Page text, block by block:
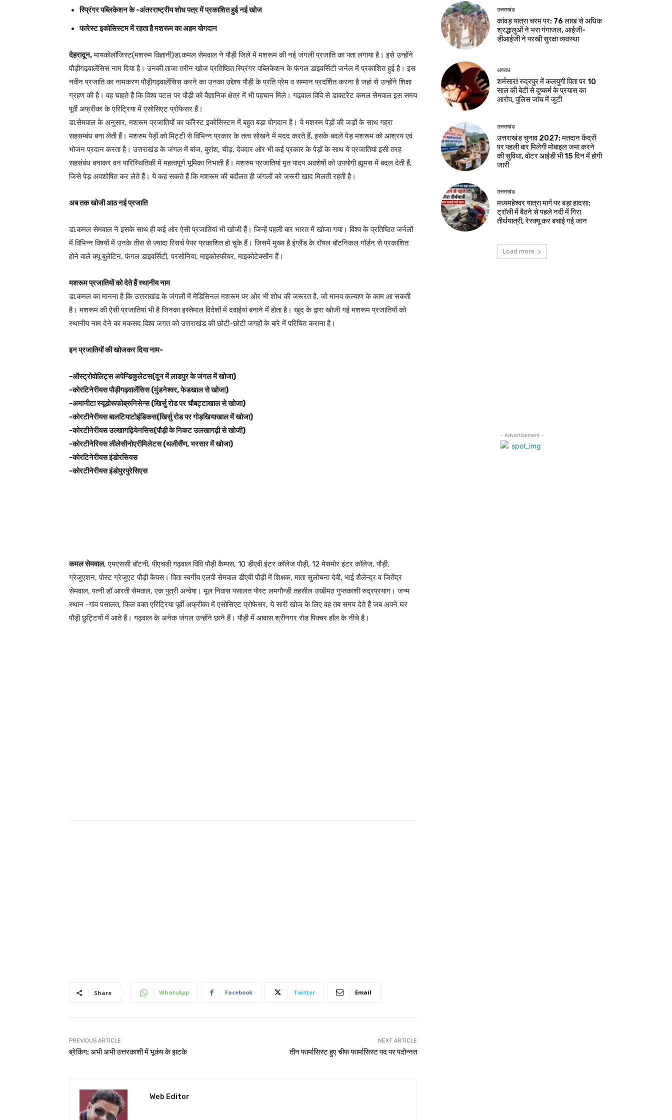
स्प्रिंगर पब्लिकेशन के -अंतरराष्ट्रीय शोध पत्र में प्रकाशित हुई नई खोज
फारेस्ट इकोसिस्टम में रहता है मशरूम का अहम योगदान
देहरादून,मायकोलॉजिस्ट(मशरुम विज्ञानी)डा.कमल सेमवाल ने पौड़ी जिले में मशरूम की नई जंगली प्रजाति का पता लगाया है। इसे उन्होंने
पौड़ीगढ़वालेंसिस नाम दिया है। उनकी ताजा तरीन खोज प्रतिष्ठित स्प्रिंगर पब्लिकेशन के फंगल डाइवर्सिटी जर्नल में प्रकाशित हुई है। इस
नवीन प्रजाति का नामकरण पौड़ीगढ़वालेंसिस करने का उनका उद्देश्य पौड़ी के प्रति प्रेम व सम्मान प्रदर्शित करना है जहां से उन्होंने शिक्षा
ग्रहण की है। वह चाहते हैं कि विश्व पटल पर पौड़ी को वैज्ञानिक क्षेत्र में भी पहचान मिले। गढ़वाल विवि से डाक्टरेट कमल सेमवाल इस समय
पूर्वी अफ्रीका के एरिट्रिया में एसोसिएट प्रोफेसर हैं।
डा.सेमवाल के अनुसार, मशरूम प्रजातियों का फॉरेस्ट इकोसिस्टम में बहुत बड़ा योगदान है। ये मशरुम पेड़ों की जड़ों के साथ गहरा
सहसम्बंध बना लेती हैं। मशरुम पेड़ों को मिट्टी से विभिन्न प्रकार के तत्व सोखने में मदद करते हैं, इसके बदले पेड़ मशरूम को आश्रय एवं
भोजन प्रदान करता है। उत्तराखंड के जंगल में बांज, बुरांश, चीड़, देवदार ओर भी कई प्रकार के पेड़ों के साथ ये प्रजातियां इसी तरह
सहसंबंध बनाकर वन पारिस्थितिकी में महत्वपूर्ण भूमिका निभाती हैं। मशरुम प्रजातियां मृत पादप अवशेषों को उपयोगी ह्यूमस में बदल देती हैं,
जिसे पेड़ अवशोषित कर लेते हैं। ये कह सकते हैं कि मशरूम की बदौलत ही जंगलों को जरूरी खाद मिलती रहती है।
अब तक खोजी आठ नई प्रजाति
डा.कमल सेमवाल ने इसके साथ ही कई ओर ऐसी प्रजातियां भी खोजी हैं। जिन्हें पहली बार भारत में खोजा गया। विश्व के प्रतिष्ठित जर्नलों
में विभिन्न विषयों में उनके तीस से ज्यादा रिसर्च पेपर प्रकाशित हो चुके हैं। जिसमें मुख्य है इंग्लैंड के रॉयल बॉटनिकल गॉर्डन से प्रकाशित
होने वाले क्यू बुलेटिन, फंगल डाइवर्सिटी, परसोनिया, माइकोस्फीयर, माइकोटेक्सौन हैं।
मशरूम प्रजातियों को देते हैं स्थानीय नाम
डा.कमल का मानना है कि उत्तराखंड के जंगलों में मेडिसिनल मशरूम पर ओर भी शोध की जरूरत है, जो मानव कल्याण के काम आ सकती
है। मशरूम की ऐसी प्रजातियां भी है जिनका इस्तेमाल विदेशों में दवाईयां बनाने में होता है। खुद के द्वारा खोजी गई मशरूम प्रजातियों को
स्थानीय नाम देने का मकसद विश्व जगत को उत्तराखंड की छोटी-छोटी जगहों के बारे में परिचित कराना है।
इन प्रजातियों की खोजकर दिया नाम-
-ऑस्ट्रोवोलिट्स अपेन्डिकुलेटस(दून में लाडपुर के जंगल में खोजा)
-कोरटिनेरीयस पौड़ीगढ़वालेंसिस (मुंडनेश्वर, फेडखाल से खोजा)
-अमानीटा स्यूडोरूफोब्रुनिसेन्स (खिर्सु रोड पर चौबट्टाखाल से खोजा)
-कोरटीनेरीयस बालटियाटोइंडिकस(खिर्सु रोड पर गोड़खियाखाल में खोजा)
-कोरटीनेरीयस उल्खागढ़ियेनसिस(पौड़ी के निकट उलखागढ़ी से खोजी)
-कोरटीनेरियस लीलेसीनोएरीमिलेटस (थलीसैंण, भरसार में खोजा)
-कोरटिनेरीयस इंडोरसियस
-कोरटीनेरीयस इंडोपुरपुरेसिएस
कमल सेमवाल, एमएससी बॉटनी, पीएचडी गढ़वाल विवि पौड़ी कैम्पस, 10 डीएवी इंटर कॉलेज पौड़ी, 12 मेसमोर इंटर कॉलेज, पौड़ी,
ग्रेजुएशन, पोस्ट ग्रेजुएट पौड़ी कैपस। पिता स्वर्गीय एलपी सेमवाल डीएवी पौड़ी में शिक्षक, माता सुलोचना देवी, भाई शैलेन्द्र व जितेंद्र
सेमवाल, पत्नी डॉ आरती सेमवाल, एक पुत्री अन्वेषा। मूल निवास पसालत पोस्ट लमगौन्डी तहसील उखीमठ गुप्तकाशी रुद्रप्रयाग। जन्म
स्थान -गांव पसालत, फिल वक्त एरिट्रिया पूर्वी अफ्रीका में एसोसिएट प्रोफेसर, ये सारी खोज के लिए वह तब समय देते हैं जब अपने घर
पौड़ी छुट्टियों में आते हैं। गढ़वाल के अनेक जंगल उन्होंने छाने हैं। पौड़ी में आवास श्रीनगर रोड पिक्चर हॉल के नीचे है।
Share WhatsApp Facebook Twitter Email
PREVIOUS ARTICLE
ब्रेकिंग: अभी अभी उत्तरकाशी में भूकंप के झटके
NEXT ARTICLE
तीन फार्मासिस्ट हुए चीफ फार्मासिस्ट पद पर पदोन्नत
Web Editor
उत्तराखंड
कांवड़ यात्रा चरम पर: 76 लाख से अधिक
श्रद्धालुओं ने भरा गंगाजल, आईजी-
डीआईजी ने परखी सुरक्षा व्यवस्था
अपराध
शर्मसार! रुद्रपुर में कलयुगी पिता पर 10
साल की बेटी से दुष्कर्म के प्रयास का
आरोप, पुलिस जांच में जुटी
उत्तराखंड
उत्तराखंड चुनाव 2027: मतदान केंद्रों
पर पहली बार मिलेगी मोबाइल जमा करने
की सुविधा, वोटर आईडी भी 15 दिन में होगी
जारी
उत्तराखंड
मध्यमहेश्वर यात्रा मार्ग पर बड़ा हादसा:
ट्रॉली में बैठने से पहले नदी में गिरा
तीर्थयात्री, रेस्क्यू कर बचाई गई जान
Load more
- Advertisement -